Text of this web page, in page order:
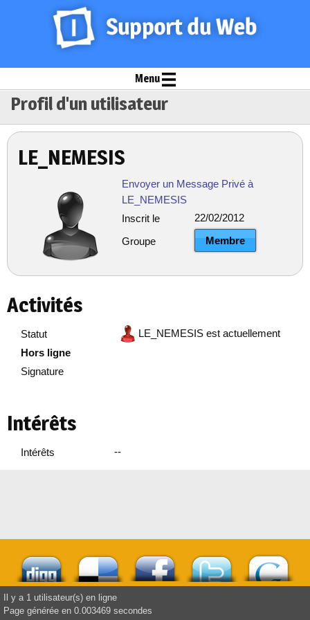
Menu
Profil d'un utilisateur
LE_NEMESIS
Envoyer un Message Privé à
LE_NEMESIS
Inscrit le
22/02/2012
Groupe Membre
Activités
Statut
LE_NEMESIS est actuellement
Hors ligne
Signature
Intérêts
Intérêts --
Il y a 1 utilisateur(s) en ligne
Page générée en 0.003469 secondes